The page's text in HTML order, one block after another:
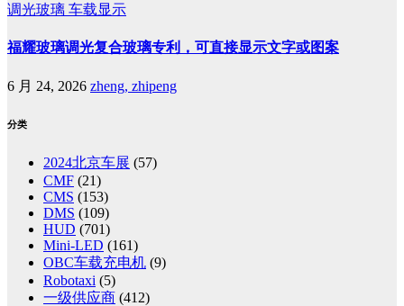
调光玻璃 车载显示
福耀玻璃调光复合玻璃专利，可直接显示文字或图案
6 月 24, 2026 zheng, zhipeng
分类
2024北京车展 (57)
CMF (21)
CMS (153)
DMS (109)
HUD (701)
Mini-LED (161)
OBC车载充电机 (9)
Robotaxi (5)
一级供应商 (412)